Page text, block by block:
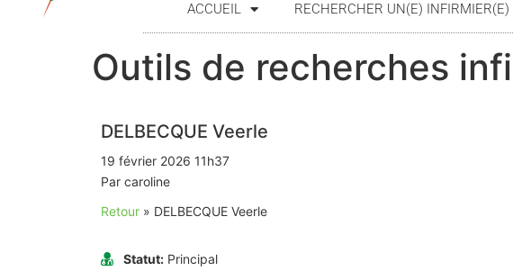
ACCUEIL RECHERCHER UN(E) INFIRMIER(E)
Outils de recherches
DELBECQUE Veerle
19 février 2026 11h37
Par caroline
Retour » DELBECQUE Veerle
Statut: Principal